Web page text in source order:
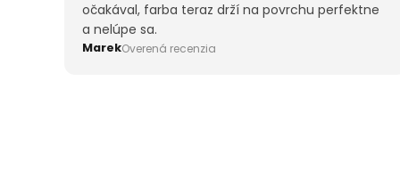
očakával, farba teraz drží na povrchu perfektne
a nelúpe sa.
MarekOverená recenzia